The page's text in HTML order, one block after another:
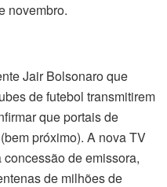
novembro.
Jair Bolsonaro que
de futebol transmitirem
que portais de
próximo). A nova TV
de emissora,
de milhões de